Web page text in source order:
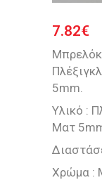
7.82€
5mm.
Υλικό :
Ματ
Χρώμα :